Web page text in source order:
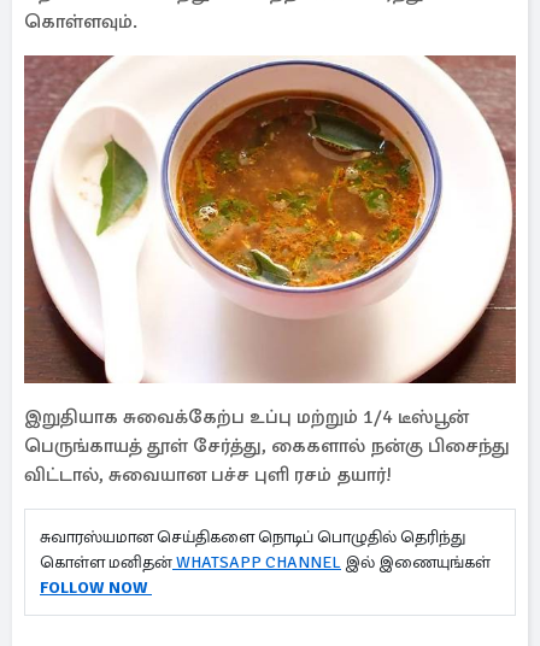
கொள்ளவும்.
இறுதியாக சுவைக்கேற்ப உப்பு மற்றும் 1/4 டீஸ்பூன்
பெருங்காயத் தூள் சேர்த்து, கைகளால் நன்கு பிசைந்து
விட்டால், சுவையான பச்ச புளி ரசம் தயார்!
சுவாரஸ்யமான செய்திகளை நொடிப் பொழுதில் தெரிந்து
கொள்ள மனிதன்WHATSAPP CHANNEL இல் இணையுங்கள்
FOLLOW NOW